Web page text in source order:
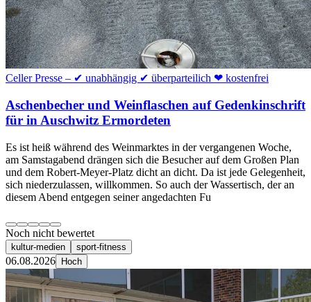
Celler Presse – ✔ unabhängig ✔ überparteilich ❤ kostenfrei
Aschenbecher und Weinflaschen auf Gedenkinschrift
für in Auschwitz Ermordeten
Es ist heiß während des Weinmarktes in der vergangenen Woche,
am Samstagabend drängen sich die Besucher auf dem Großen Plan
und dem Robert-Meyer-Platz dicht an dicht. Da ist jede Gelegenheit,
sich niederzulassen, willkommen. So auch der Wassertisch, der an
diesem Abend entgegen seiner angedachten Fu
Noch nicht bewertet
kultur-medien sport-fitness
06.08.2026 Hoch